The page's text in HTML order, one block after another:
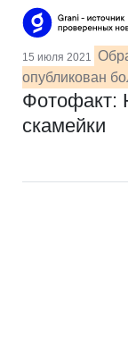
15 июля 2021
опубликован
Фотофакт:
скамейки